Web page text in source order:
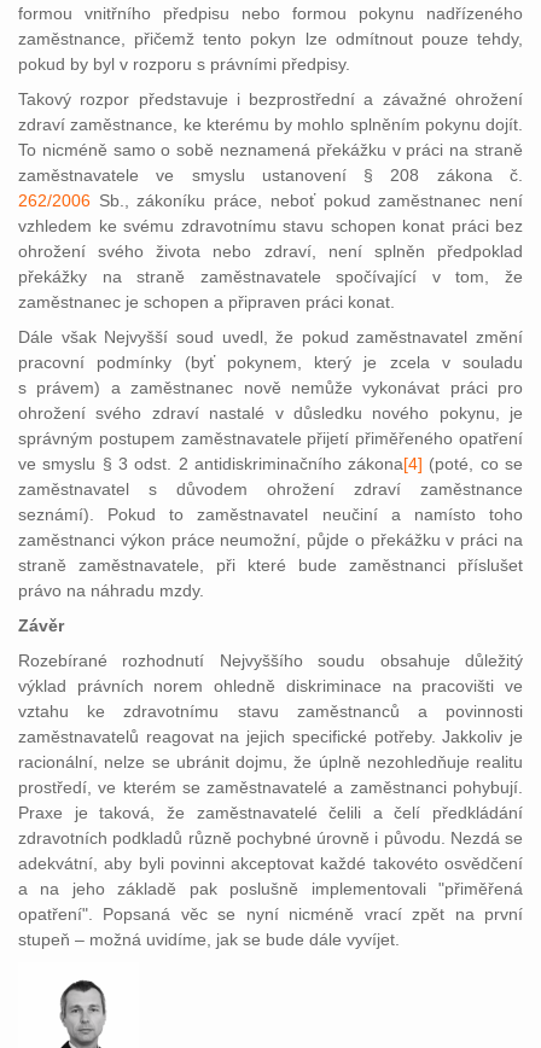
formou vnitřního předpisu nebo formou pokynu nadřízeného
zaměstnance, přičemž tento pokyn lze odmítnout pouze tehdy,
pokud by byl v rozporu s právními předpisy.
Takový rozpor představuje i bezprostřední a závažné ohrožení
zdraví zaměstnance, ke kterému by mohlo splněním pokynu dojít.
To nicméně samo o sobě neznamená překážku v práci na straně
zaměstnavatele ve smyslu ustanovení § 208 zákona č.
262/2006 Sb., zákoníku práce, neboť pokud zaměstnanec není
vzhledem ke svému zdravotnímu stavu schopen konat práci bez
ohrožení svého života nebo zdraví, není splněn předpoklad
překážky na straně zaměstnavatele spočívající v tom, že
zaměstnanec je schopen a připraven práci konat.
Dále však Nejvyšší soud uvedl, že pokud zaměstnavatel změní
pracovní podmínky (byť pokynem, který je zcela v souladu
s právem) a zaměstnanec nově nemůže vykonávat práci pro
ohrožení svého zdraví nastalé v důsledku nového pokynu, je
správným postupem zaměstnavatele přijetí přiměřeného opatření
ve smyslu § 3 odst. 2 antidiskriminačního zákona[4] (poté, cose
zaměstnavatel s důvodem ohrožení zdraví zaměstnance
seznámí). Pokud to zaměstnavatel neučiní a namísto toho
zaměstnanci výkon práce neumožní, půjde o překážku v práci na
straně zaměstnavatele, při které bude zaměstnanci příslušet
právo na náhradu mzdy.
Závěr
Rozebírané rozhodnutí Nejvyššího soudu obsahuje důležitý
výklad právních norem ohledně diskriminace na pracovišti ve
vztahu ke zdravotnímu stavu zaměstnanců a povinnosti
zaměstnavatelů reagovat na jejich specifické potřeby. Jakkoliv je
racionální, nelze se ubránit dojmu, že úplně nezohledňuje realitu
prostředí, ve kterém se zaměstnavatelé a zaměstnanci pohybují.
Praxe je taková, že zaměstnavatelé čelili a čelí předkládání
zdravotních podkladů různě pochybné úrovně i původu. Nezdá se
adekvátní, aby byli povinni akceptovat každé takovéto osvědčení
a na jeho základě pak poslušně implementovali "přiměřená
opatření". Popsaná věc se nyní nicméně vrací zpět na první
stupeň – možná uvidíme, jak se bude dále vyvíjet.